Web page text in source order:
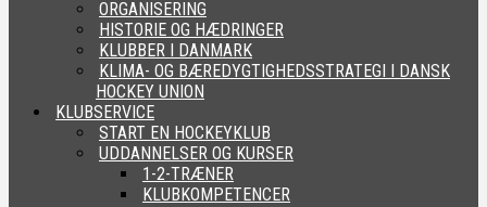
ORGANISERING
HISTORIE OG HÆDRINGER
KLUBBER I DANMARK
KLIMA- OG BÆREDYGTIGHEDSSTRATEGI I DANSK
HOCKEY UNION
KLUBSERVICE
START EN HOCKEYKLUB
UDDANNELSER OG KURSER
1-2-TRÆNER
KLUBKOMPETENCER